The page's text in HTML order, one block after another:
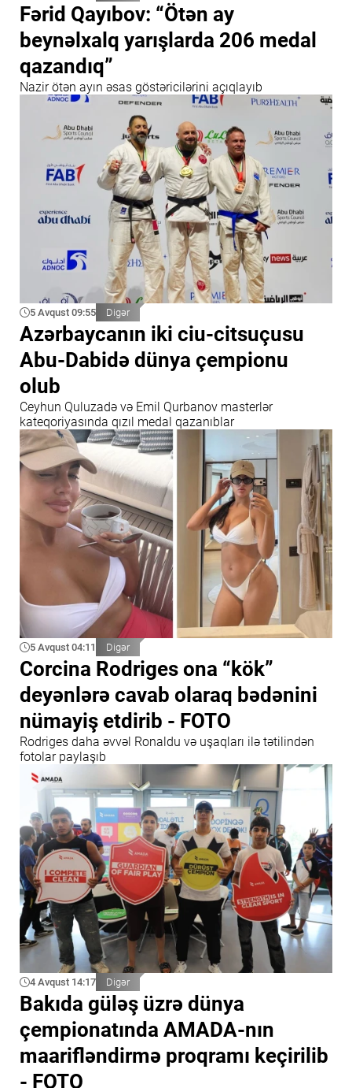
Fərid Qayıbov: “Ötən ay
beynəlxalq yarışlarda 206 medal
qazandıq”
Nazir ötən ayın əsas göstəricilərini açıqlayıb
5 Avqust 09:55 Digər
Azərbaycanın iki ciu-citsuçusu
Abu-Dabidə dünya çempionu
olub
Ceyhun Quluzadə və Emil Qurbanov masterlər
kateqoriyasında qızıl medal qazanıblar
5 Avqust 04:11 Digər
Corcina Rodriges ona “kök”
deyənlərə cavab olaraq bədənini
nümayiş etdirib - FOTO
Rodriges daha əvvəl Ronaldu və uşaqları ilə tətilindən
fotolar paylaşıb
4 Avqust 14:17 Digər
Bakıda güləş üzrə dünya
çempionatında AMADA-nın
maarifləndirmə proqramı keçirilib
- FOTO